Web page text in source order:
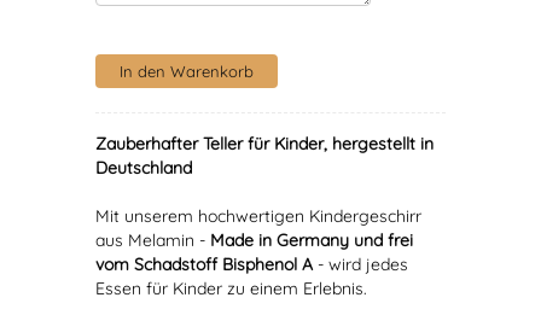
Zauberhafter Teller für Kinder, hergestellt in
Deutschland
Mit unserem hochwertigen Kindergeschirr
aus Melamin - Made in Germany und frei
vom Schadstoff Bisphenol A- wird jedes
Essen für Kinder zu einem Erlebnis.